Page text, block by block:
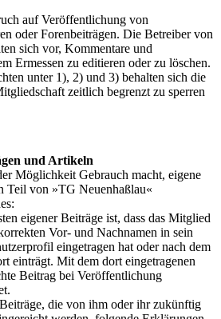
auf Veröffentlichung von
oder Forenbeiträgen. Die Betreiber von
sich vor, Kommentare und
Ermessen zu editieren oder zu löschen.
unter 1), 2) und 3) behalten sich die
zeitlich begrenzt zu sperren
und Artikeln
Möglichkeit Gebrauch macht, eigene
Teil von »TG Neuenhaßlau«
eigener Beiträge ist, dass das Mitglied
Vor- und Nachnamen in sein
eingetragen hat oder nach dem
einträgt. Mit dem dort eingetragenen
Beitrag bei Veröffentlichung
die von ihm oder ihr zukünftig